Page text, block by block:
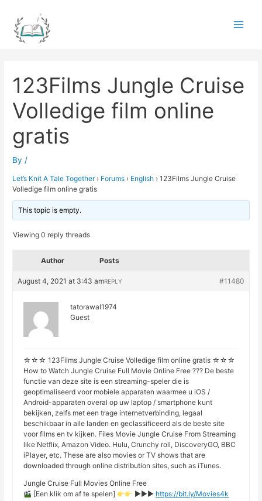
content
123Films Jungle Cruise
Volledige film online
gratis
By /
Let’s Knit A Tale Together › Forums › English › 123Films Jungle Cruise
Volledige film online gratis
This topic is empty.
Viewing 0 reply threads
Author Posts
August 4, 2021 at 3:43 am #11480
REPLY
tatorawal1974
Guest
☆☆☆ 123Films Jungle Cruise Volledige film online gratis ☆☆☆
How to Watch Jungle Cruise Full Movie Online Free ??? De beste
functie van deze site is een streaming-speler die is
geoptimaliseerd voor mobiele apparaten waarmee u iOS /
Android-apparaten overal op uw laptop / smartphone kunt
bekijken, zelfs met een trage internetverbinding, legaal
beschikbaar in alle landen en geclassificeerd als de beste site
voor films en tv kijken. Files Movie Jungle Cruise From Streaming
like Netflix, Amazon Video. Hulu, Crunchy roll, DiscoveryGO, BBC
iPlayer, etc. These are also movies or TV shows that are
downloaded through online distribution sites, such as iTunes.
Jungle Cruise Full Movies Online Free
[Een klik om af te spelen]
►►► https://bit.ly/Movies4k